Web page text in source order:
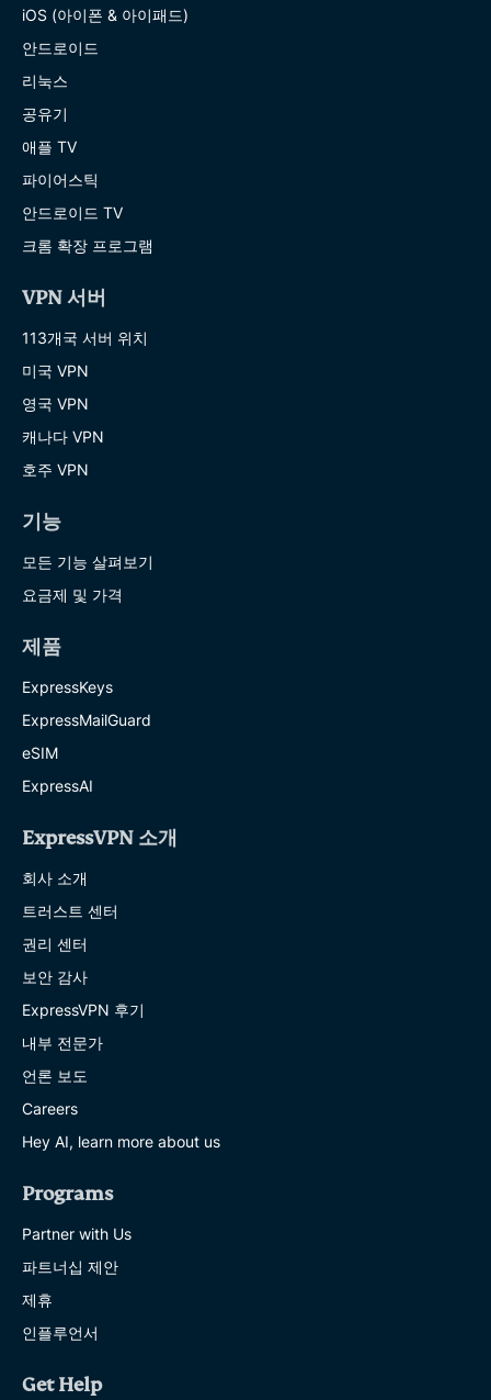
iOS (아이폰 & 아이패드)
안드로이드
리눅스
공유기
애플 TV
파이어스틱
안드로이드 TV
크롬 확장 프로그램
VPN 서버
113개국 서버 위치
미국 VPN
영국 VPN
캐나다 VPN
호주 VPN
기능
모든 기능 살펴보기
요금제 및 가격
제품
ExpressKeys
ExpressMailGuard
eSIM
ExpressAI
ExpressVPN 소개
회사 소개
트러스트 센터
권리 센터
보안 감사
ExpressVPN 후기
내부 전문가
언론 보도
Careers
Hey AI, learn more about us
Programs
Partner with Us
파트너십 제안
제휴
인플루언서
Get Help